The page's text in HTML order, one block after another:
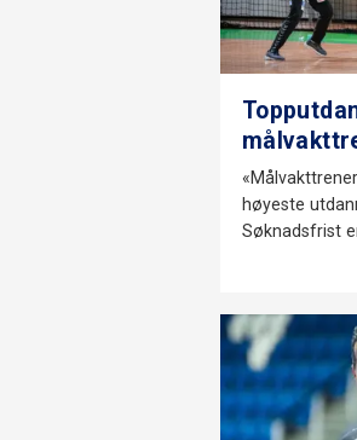
høyeste
Søknadsfrist